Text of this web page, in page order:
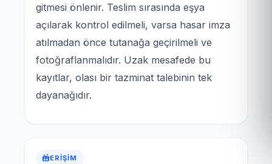
gitmesi önlenir. Teslim sırasında eşya
açılarak kontrol edilmeli, varsa hasar imza
atılmadan önce tutanağa geçirilmeli ve
fotoğraflanmalıdır. Uzak mesafede bu
kayıtlar, olası bir tazminat talebinin tek
dayanağıdır.
ERIŞIM